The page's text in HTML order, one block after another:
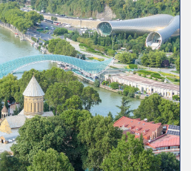
2. אודות U נכסים
3. שאלתם ? ענינו !